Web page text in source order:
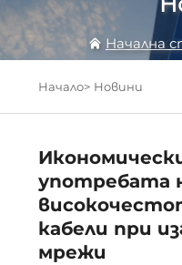
Начална
Начало> Новини
употребата
кабели при
мрежи